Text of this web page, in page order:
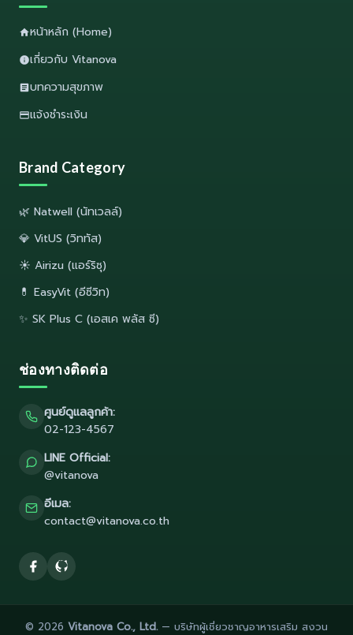
หน้าหลัก (Home)
เกี่ยวกับ Vitanova
บทความสุขภาพ
แจ้งชำระเงิน
Brand Category
🌿 Natwell (นัทเวลล์)
💎 VitUS (วิททัส)
☀️ Airizu (แอร์ริซุ)
💊 EasyVit (อีซีวิท)
✨ SK Plus C (เอสเค พลัส ซี)
ช่องทางติดต่อ
ศูนย์ดูแลลูกค้า:
02-123-4567
LINE Official:
@vitanova
อีเมล:
contact@vitanova.co.th
© 2026 Vitanova Co., Ltd.— บริษัทผู้เชี่ยวชาญอาหารเสริม สงวน